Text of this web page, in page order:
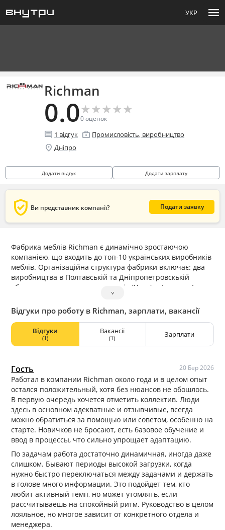
УКР menu
Richman
0.0★
★★
★★
★★
★★
★
0оценок
comment 1 відгук enterprise Промисловість, виробництво
location_on Дніпро
Додати відгук Додати зарплату
verified_user Ви представник компанії? Подати заявку
Фабрика меблів Richman є динамічно зростаючою
компанією, що входить до топ-10 українських виробників
меблів. Організаційна структура фабрики включає: два
виробництва в Полтавській та Дніпропетровскькій
областях, департаменти продажів (Україна/експорт/
інтернет-продажі), склади готової продукції та
комплектуючих.
Компанія проводить активну маркетингову стратегію із
залучення нових та розвитку існуючих клієнтів за
рахунок надання кращих стандартів сервісу на ринку. Це
стосується термінів виготовлення продукції, націленості
характеристик продукції.
Клієнтська база фабрики налічує понад 500 партнерів
України. Продукція відвантажується також до країн
Євросоюзу: Латвії, Литви, Естонії, Румунії.
Товарна пропозиція включає продукцію в наступних
сегментах: офісні та домашні крісла; офісні та домашні
дивани; ліжка-подіуми; меблі для Кафе Барів Ресторанів.
Окрім продукції власного виробництва, фабрика має
˅
Відгуки про роботу в Richman, зарплати, вакансії
Відгуки
(1)
Вакансії
(1) Зарплати
Гость 20 Бер 2026
Работал в компании Richman около года и в целом опыт
остался положительный, хотя без нюансов не обошлось.
В первую очередь хочется отметить коллектив. Люди
здесь в основном адекватные и отзывчивые, всегда
можно обратиться за помощью или советом, особенно на
старте. Новичков не бросают, есть базовое обучение и
ввод в процессы, что сильно упрощает адаптацию.
По задачам работа достаточно динамичная, иногда даже
слишком. Бывают периоды высокой загрузки, когда
нужно быстро переключаться между задачами и держать
в голове много информации. Это подойдет тем, кто
любит активный темп, но может утомлять, если
рассчитываешь на спокойный ритм. Руководство в целом
лояльное, но многое зависит от конкретного отдела и
менеджера.